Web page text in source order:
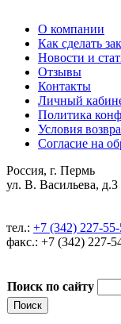
О компании
Как сделать
Новости и
Отзывы
Контакты
Личный
Политика
Условия
Согласие на
Россия, г. Пермь
ул. В. Васильева,
тел.: +7 (342) 227-
факс.: +7 (342) 227-
Поиск по сайту